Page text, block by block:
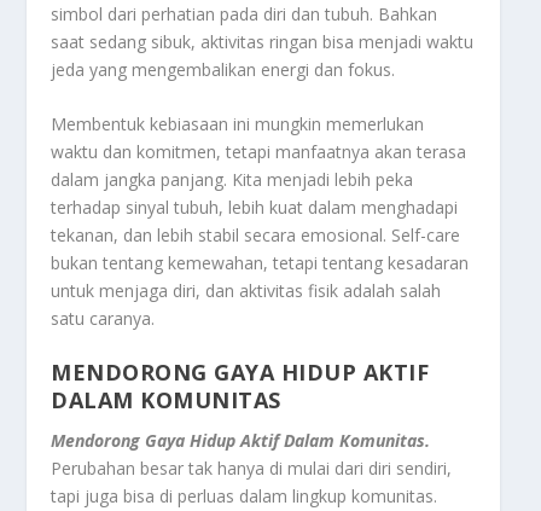
simbol dari perhatian pada diri dan tubuh. Bahkan
saat sedang sibuk, aktivitas ringan bisa menjadi waktu
jeda yang mengembalikan energi dan fokus.
Membentuk kebiasaan ini mungkin memerlukan
waktu dan komitmen, tetapi manfaatnya akan terasa
dalam jangka panjang. Kita menjadi lebih peka
terhadap sinyal tubuh, lebih kuat dalam menghadapi
tekanan, dan lebih stabil secara emosional. Self-care
bukan tentang kemewahan, tetapi tentang kesadaran
untuk menjaga diri, dan aktivitas fisik adalah salah
satu caranya.
MENDORONG GAYA HIDUP AKTIF
DALAM KOMUNITAS
Mendorong Gaya Hidup Aktif Dalam Komunitas.
Perubahan besar tak hanya di mulai dari diri sendiri,
tapi juga bisa di perluas dalam lingkup komunitas.